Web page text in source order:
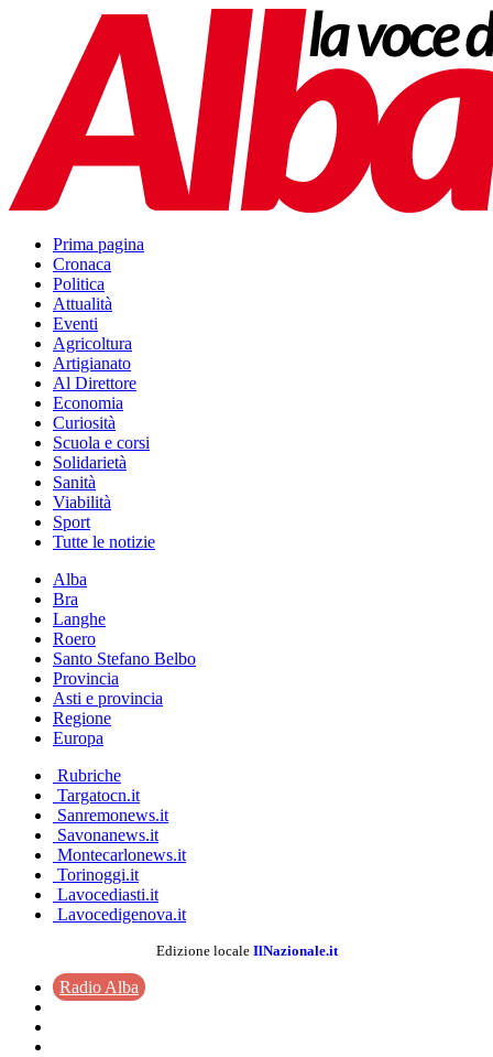
Prima pagina
Cronaca
Politica
Attualità
Eventi
Agricoltura
Artigianato
Al Direttore
Economia
Curiosità
Scuola e corsi
Solidarietà
Sanità
Viabilità
Sport
Tutte le notizie
Alba
Bra
Langhe
Roero
Santo Stefano Belbo
Provincia
Asti e provincia
Regione
Europa
Rubriche
Targatocn.it
Sanremonews.it
Savonanews.it
Montecarlonews.it
Torinoggi.it
Lavocediasti.it
Lavocedigenova.it
Edizione locale IlNazionale.it
Radio Alba